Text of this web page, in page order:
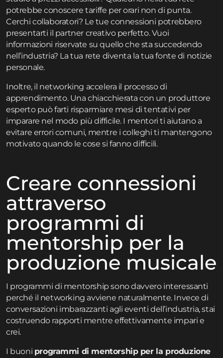
potrebbe conoscere tariffe per orari non di punta.
Cerchi collaboratori? Le tue connessioni potrebbero
presentarti il partner creativo perfetto. Vuoi
informazioni riservate su quello che sta succedendo
nell’industria? La tua rete diventa la tua fonte di notizie
personale.
Inoltre, il networking accelera il processo di
apprendimento. Una chiacchierata con un produttore
esperto può farti risparmiare mesi di tentativi per
imparare nel modo più difficile. I mentori ti aiutano a
evitare errori comuni, mentre i colleghi ti mantengono
motivato quando le cose si fanno difficili.
Creare connessioni
attraverso
programmi di
mentorship per la
produzione musicale
I programmi di mentorship sono davvero interessanti
perché il networking avviene naturalmente. Invece di
conversazioni imbarazzanti agli eventi dell’industria, stai
costruendo rapporti mentre effettivamente impari e
crei.
I buoni programmi di mentorship per la produzione